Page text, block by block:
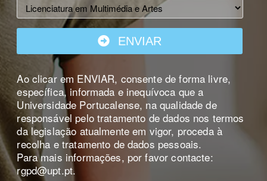
ENVIAR
Ao clicar em ENVIAR, consente de forma livre,
específica, informada e inequívoca que a
Universidade Portucalense, na qualidade de
responsável pelo tratamento de dados nos termos
da legislação atualmente em vigor, proceda à
recolha e tratamento de dados pessoais.
Para mais informações, por favor contacte:
rgpd@upt.pt.